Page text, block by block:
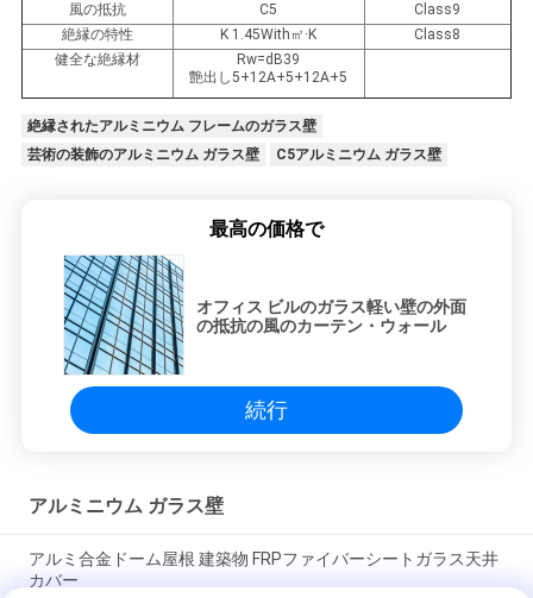
風の抵抗
C5
Class9
絶縁の特性
K 1.45With㎡·K
Class8
健全な絶縁材
Rw=dB39
艶出し5+12A+5+12A+5
絶縁されたアルミニウム フレームのガラス壁
芸術の装飾のアルミニウム ガラス壁
C5アルミニウム ガラス壁
最高の価格で
オフィス ビルのガラス軽い壁の外面
の抵抗の風のカーテン・ウォール
続行
アルミニウム ガラス壁
アルミ合金ドーム屋根 建築物 FRPファイバーシートガラス天井
カバー